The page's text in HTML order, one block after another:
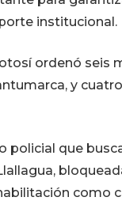
institucional.
ordenó seis
y
policial que
como